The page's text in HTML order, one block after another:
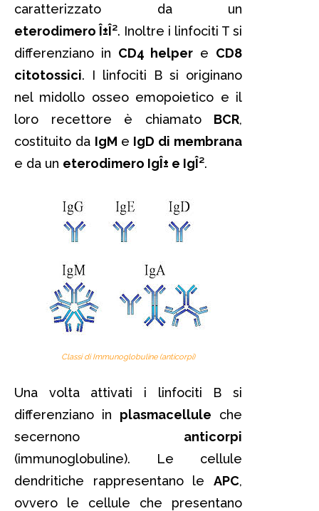
caratterizzato da un
eterodimero Î±Î². Inoltre i linfociti T si
differenziano in CD4 helper e CD8
citotossici. I linfociti B si originano
nel midollo osseo emopoietico e il
loro recettore è chiamato BCR,
costituito da IgM e IgD di membrana
e da un eterodimero IgÎ± e IgÎ².
Classi di Immunoglobuline (anticorpi)
Una volta attivati i linfociti B si
differenziano in plasmacellule che
secernono anticorpi
(immunoglobuline). Le cellule
dendritiche rappresentano le APC,
ovvero le cellule che presentano